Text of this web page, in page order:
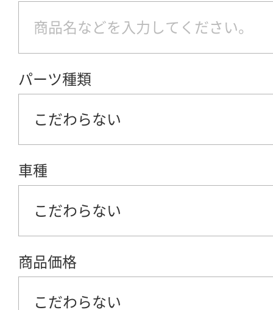
パーツ種類
こだわらない
車種
こだわらない
商品価格
こだわらない